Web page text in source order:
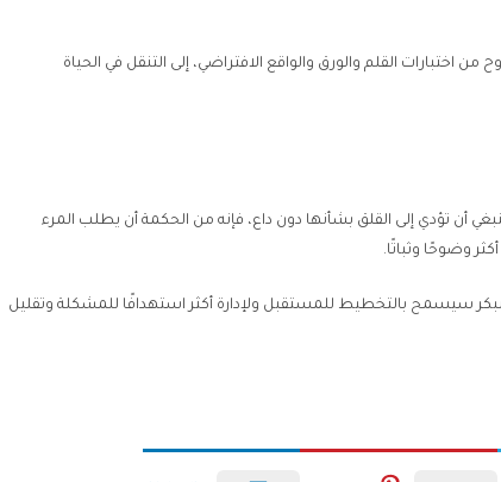
من اختبارات القلم والورق والواقع الافتراضي، إلى التنقل في الحياة
أن تؤدي إلى القلق بشأنها دون داع، فإنه من الحكمة أن يطلب المرء
وضوحًا وثباتًا.
سيسمح بالتخطيط للمستقبل ولإدارة أكثر استهدافًا للمشكلة وتقليل